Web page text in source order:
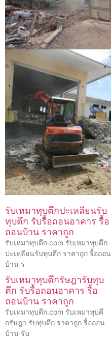
รับเหมาทุบตึกปะเหลียนรับ
ทุบตึก รับรื้อถอนอาคาร รื้อ
ถอนบ้าน ราคาถูก
รับเหมาทุบตึก.com รับเหมาทุบตึก
ปะเหลียนรับทุบตึก ราคาถูก รื้อถอน
บ้าน ร
รับเหมาทุบตึกรัษฎารับทุบ
ตึก รับรื้อถอนอาคาร รื้อ
ถอนบ้าน ราคาถูก
รับเหมาทุบตึก.com รับเหมาทุบตึ
กรัษฎา รับทุบตึก ราคาถูก รื้อถอน
บ้าน รับ